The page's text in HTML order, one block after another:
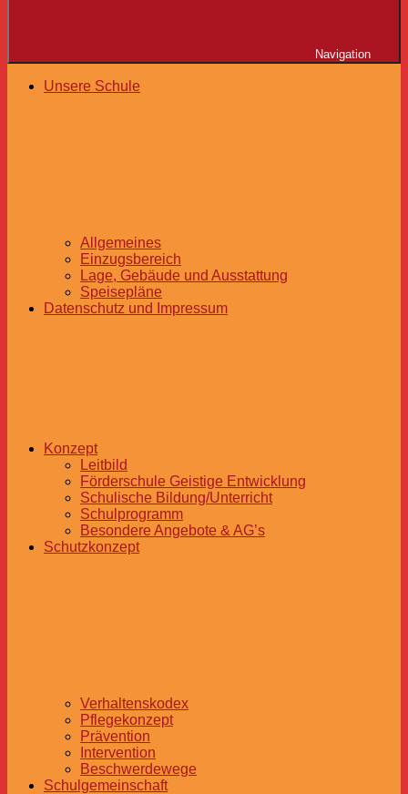
Navigation
Unsere Schule
Allgemeines
Einzugsbereich
Lage, Gebäude und Ausstattung
Speisepläne
Datenschutz und Impressum
Konzept
Leitbild
Förderschule Geistige Entwicklung
Schulische Bildung/Unterricht
Schulprogramm
Besondere Angebote & AG’s
Schutzkonzept
Verhaltenskodex
Pflegekonzept
Prävention
Intervention
Beschwerdewege
Schulgemeinschaft